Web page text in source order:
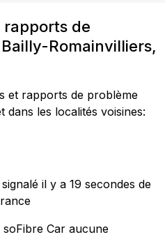
rapports de
Romainvilliers,
et rapports de problème
dans les localités voisines:
il y a 19 secondes de
Car aucune